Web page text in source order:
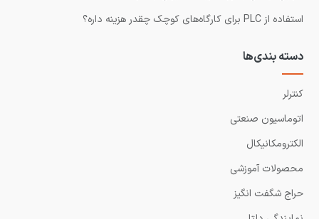
استفاده از PLC برای کارگاه‌های کوچک چقدر هزینه داره؟
دسته بندی‌ها
کنترلر
اتوماسیون صنعتی
الکترومکانیکال
محصولات آموزشی
حراج شگفت انگیز